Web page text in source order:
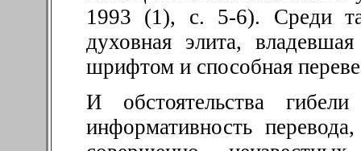
1993 (1), с. 5-6). Среди
духовная элита,
шрифтом и способная
И обстоятельства
информативность